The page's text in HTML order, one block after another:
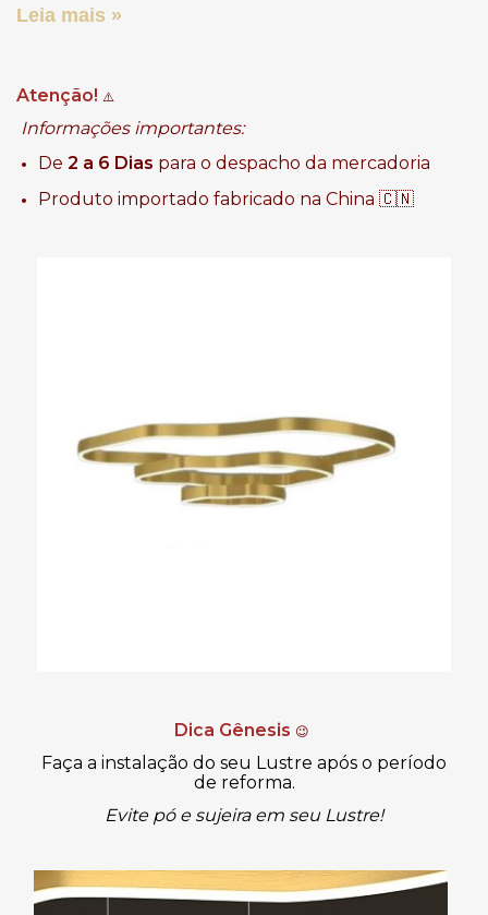
Leia mais »
Atenção! ⚠️
Informações importantes:
De 2 a 6 Dias para o despacho da mercadoria
Produto importado fabricado na China 🇨🇳
Dica Gênesis 😉
Faça a instalação do seu Lustre após o período
de reforma.
Evite pó e sujeira em seu Lustre!